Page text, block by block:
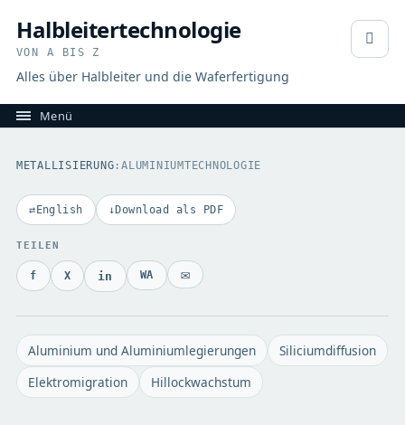
Halbleitertechnologie
VON A BIS Z
Alles über Halbleiter und die Waferfertigung
METALLISIERUNG :ALUMINIUMTECHNOLOGIE
English Download als PDF
TEILEN
Facebook
X LinkedInWhatsAppE-Mail
Aluminium und Aluminiumlegierungen
Siliciumdiffusion
Elektromigration
Hillockwachstum